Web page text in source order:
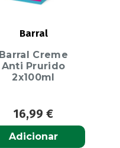
Barral
Barral Creme
Anti Prurido
2x100ml
16,99 €
Adicionar